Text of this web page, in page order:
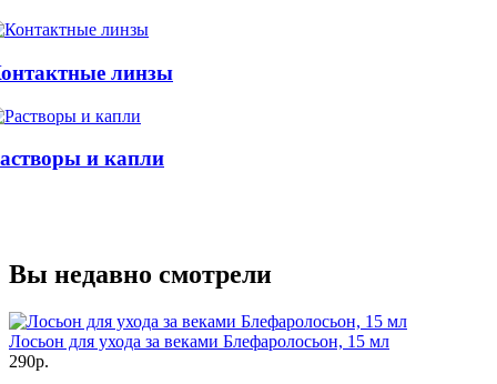
линзы
и капли
Вы недавно смотрели
Лосьон для ухода за веками Блефаролосьон, 15 мл
290р.